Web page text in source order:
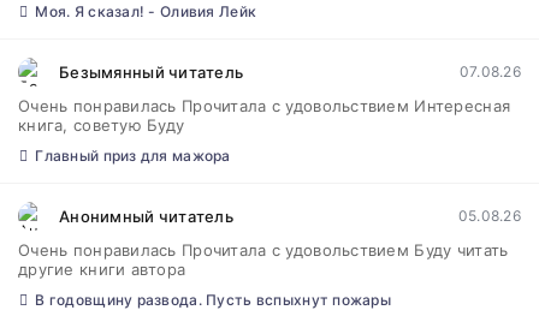
Моя. Я сказал! - Оливия Лейк
Безымянный читатель 07.08.26
Очень понравилась Прочитала с удовольствием Интересная
книга, советую Буду
Главный приз для мажора
Анонимный читатель 05.08.26
Очень понравилась Прочитала с удовольствием Буду читать
другие книги автора
В годовщину развода. Пусть вспыхнут пожары